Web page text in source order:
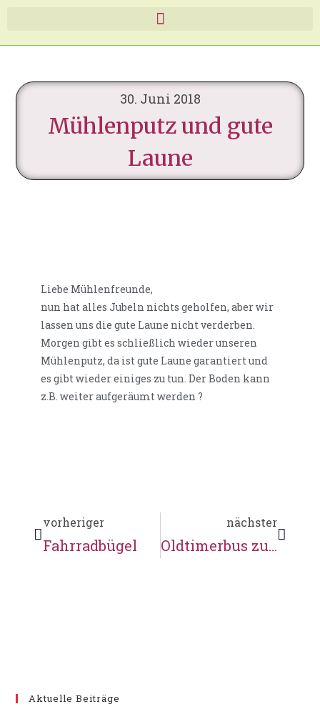
30. Juni 2018
Mühlenputz und gute
Laune
Liebe Mühlenfreunde,
nun hat alles Jubeln nichts geholfen, aber wir
lassen uns die gute Laune nicht verderben.
Morgen gibt es schließlich wieder unseren
Mühlenputz, da ist gute Laune garantiert und
es gibt wieder einiges zu tun. Der Boden kann
z.B. weiter aufgeräumt werden ?
vorheriger
Fahrradbügel
nächster
Oldtimerbus zur Mühlenrunde
Aktuelle Beiträge